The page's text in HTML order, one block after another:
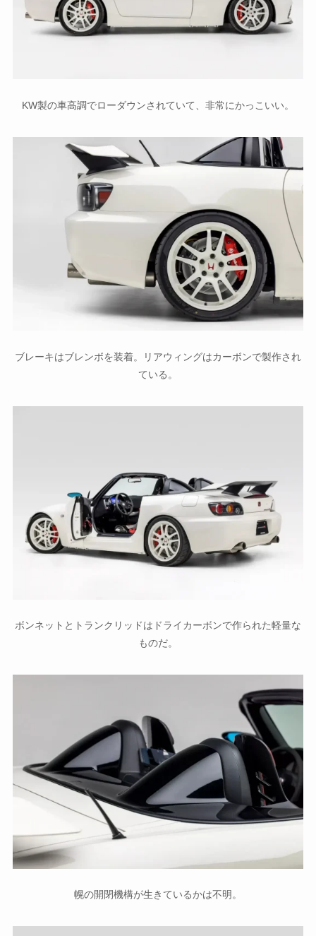
KW製の車高調でローダウンされていて、非常にかっこいい。
ブレーキはブレンボを装着。リアウィングはカーボンで製作され
ている。
ボンネットとトランクリッドはドライカーボンで作られた軽量な
ものだ。
幌の開閉機構が生きているかは不明。